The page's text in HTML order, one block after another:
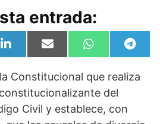
entrada:
Compartir
en
L
i
k
d
I
n
Compartir
en
E
m
i
Compartir
en
W
h
t
A
p
p
en
T
e
e
Constitucional que realiza
del
Civil y establece, con